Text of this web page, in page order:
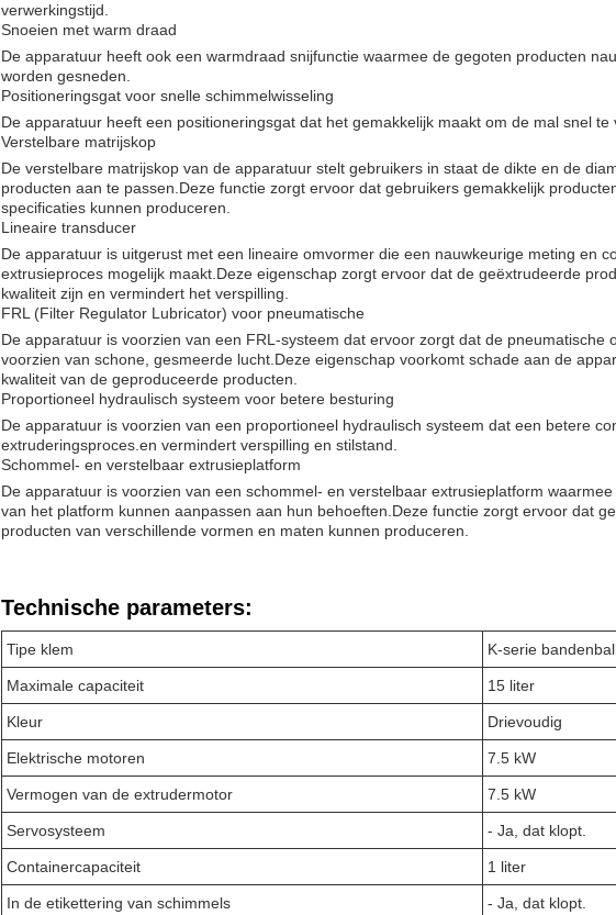
verwerkingstijd.
Snoeien met warm draad
De apparatuur heeft ook een warmdraad snijfunctie waarmee de gegoten producten
worden gesneden.
Positioneringsgat voor snelle schimmelwisseling
De apparatuur heeft een positioneringsgat dat het gemakkelijk maakt om de mal snel te
Verstelbare matrijskop
De verstelbare matrijskop van de apparatuur stelt gebruikers in staat de dikte en de
producten aan te passen.Deze functie zorgt ervoor dat gebruikers gemakkelijk
specificaties kunnen produceren.
Lineaire transducer
De apparatuur is uitgerust met een lineaire omvormer die een nauwkeurige meting en
extrusieproces mogelijk maakt.Deze eigenschap zorgt ervoor dat de geëxtrudeerde
kwaliteit zijn en vermindert het verspilling.
FRL (Filter Regulator Lubricator) voor pneumatische
De apparatuur is voorzien van een FRL-systeem dat ervoor zorgt dat de pneumatische
voorzien van schone, gesmeerde lucht.Deze eigenschap voorkomt schade aan de
kwaliteit van de geproduceerde producten.
Proportioneel hydraulisch systeem voor betere besturing
De apparatuur is voorzien van een proportioneel hydraulisch systeem dat een betere
extruderingsproces.en vermindert verspilling en stilstand.
Schommel- en verstelbaar extrusieplatform
De apparatuur is voorzien van een schommel- en verstelbaar extrusieplatform
van het platform kunnen aanpassen aan hun behoeften.Deze functie zorgt ervoor dat
producten van verschillende vormen en maten kunnen produceren.
Technische parameters:
Tipe klem K-serie
Maximale capaciteit 15 liter
Kleur Drievoudig
Elektrische motoren 7.5 kW
Vermogen van de extrudermotor 7.5 kW
Servosysteem - Ja, dat klopt.
Containercapaciteit 1 liter
In de etikettering van schimmels - Ja, dat klopt.